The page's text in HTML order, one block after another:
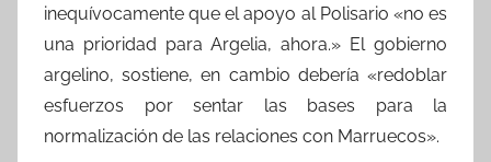
inequívocamente que el apoyo al Polisario «no es
una prioridad para Argelia, ahora.» El gobierno
argelino, sostiene, en cambio debería «redoblar
esfuerzos por sentar las bases para la
normalización de las relaciones con Marruecos».